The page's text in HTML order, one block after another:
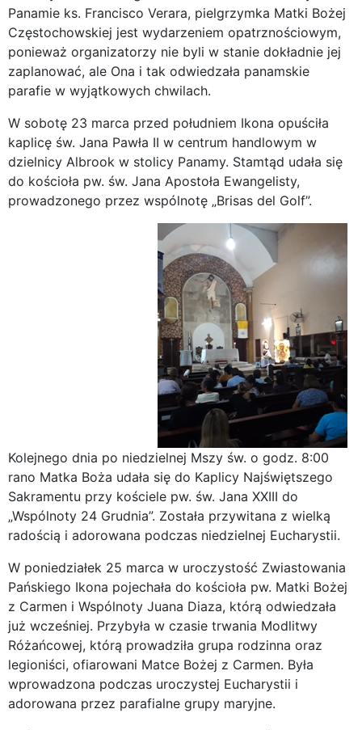
Panamie ks. Francisco Verara, pielgrzymka Matki Bożej
Częstochowskiej jest wydarzeniem opatrznościowym,
ponieważ organizatorzy nie byli w stanie dokładnie jej
zaplanować, ale Ona i tak odwiedzała panamskie
parafie w wyjątkowych chwilach.
W sobotę 23 marca przed południem Ikona opuściła
kaplicę św. Jana Pawła II w centrum handlowym w
dzielnicy Albrook w stolicy Panamy. Stamtąd udała się
do kościoła pw. św. Jana Apostoła Ewangelisty,
prowadzonego przez wspólnotę „Brisas del Golf”.
Kolejnego dnia po niedzielnej Mszy św. o godz. 8:00
rano Matka Boża udała się do Kaplicy Najświętszego
Sakramentu przy kościele pw. św. Jana XXIII do
„Wspólnoty 24 Grudnia”. Została przywitana z wielką
radością i adorowana podczas niedzielnej Eucharystii.
W poniedziałek 25 marca w uroczystość Zwiastowania
Pańskiego Ikona pojechała do kościoła pw. Matki Bożej
z Carmen i Wspólnoty Juana Diaza, którą odwiedzała
już wcześniej. Przybyła w czasie trwania Modlitwy
Różańcowej, którą prowadziła grupa rodzinna oraz
legioniści, ofiarowani Matce Bożej z Carmen. Była
wprowadzona podczas uroczystej Eucharystii i
adorowana przez parafialne grupy maryjne.